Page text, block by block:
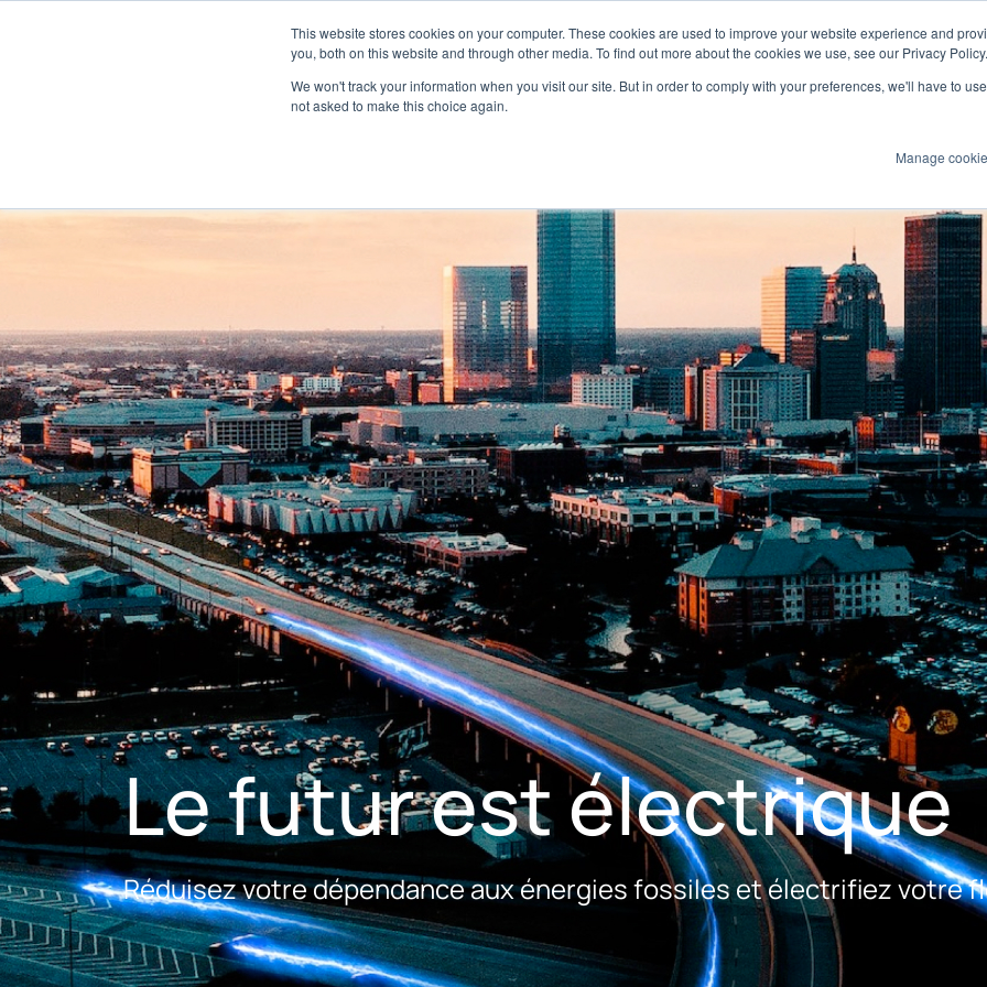
This website stores cookies on your computer. These cookies are used to improve your website experience and
you, both on this website and through other media. To find out more about the cookies we use, see our Privacy Policy.
We won't track your information when you visit our site. But in order to comply with your preferences, we'll have to
not asked to make this choice again.
Manage
Réseau de concessionnairesEspace média Marine
ProduitsTechnologiesServices
Le futur est électrique
Réduisez votre dépendance aux énergies fossiles et électrifiez votre